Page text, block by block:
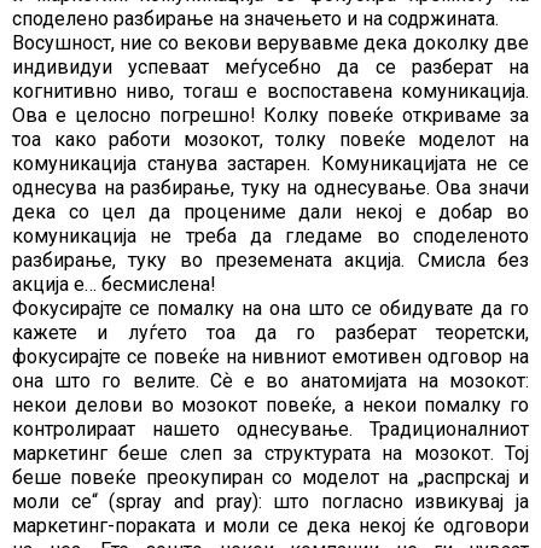
споделено разбирање на значењето и на содржината.
Восушност, ние со векови верувавме дека доколку две
индивидуи успеваат меѓусебно да се разберат на
когнитивно ниво, тогаш е воспоставена комуникација.
Ова е целосно погрешно! Колку повеќе откриваме за
тоа како работи мозокот, толку повеќе моделот на
комуникација станува застарен. Комуникацијата не се
однесува на разбирање, туку на однесување. Ова значи
дека со цел да процениме дали некој е добар во
комуникација не треба да гледаме во споделеното
разбирање, туку во преземената акција. Смисла без
акција е… бесмислена!
Фокусирајте се помалку на она што се обидувате да го
кажете и луѓето тоа да го разберат теоретски,
фокусирајте се повеќе на нивниот емотивен одговор на
она што го велите. Сѐ е во анатомијата на мозокот:
некои делови во мозокот повеќе, а некои помалку го
контролираат нашето однесување. Традиционалниот
маркетинг беше слеп за структурата на мозокот. Тој
беше повеќе преокупиран со моделот на „распрскај и
моли се“ (spray and pray): што погласно извикувај ја
маркетинг-пораката и моли се дека некој ќе одговори